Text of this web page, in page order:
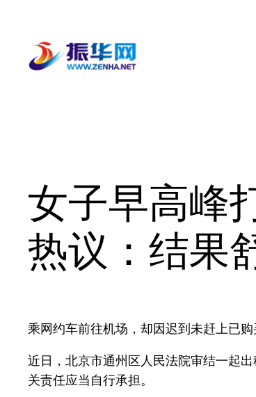
女子早高峰
热议：结果
乘网约车前往机场，却因迟到未赶上已
近日，北京市通州区人民法院审结一起
关责任应当自行承担。